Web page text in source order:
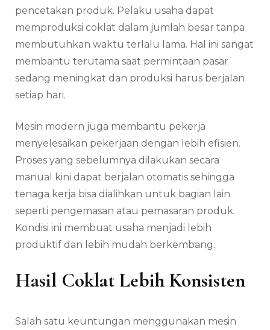
pencetakan produk. Pelaku usaha dapat
memproduksi coklat dalam jumlah besar tanpa
membutuhkan waktu terlalu lama. Hal ini sangat
membantu terutama saat permintaan pasar
sedang meningkat dan produksi harus berjalan
setiap hari.
Mesin modern juga membantu pekerja
menyelesaikan pekerjaan dengan lebih efisien.
Proses yang sebelumnya dilakukan secara
manual kini dapat berjalan otomatis sehingga
tenaga kerja bisa dialihkan untuk bagian lain
seperti pengemasan atau pemasaran produk.
Kondisi ini membuat usaha menjadi lebih
produktif dan lebih mudah berkembang.
Hasil Coklat Lebih Konsisten
Salah satu keuntungan menggunakan mesin